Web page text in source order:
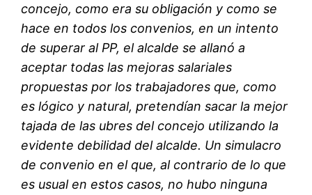
concejo, como era su obligación y como se
hace en todos los convenios, en un intento
de superar al PP, el alcalde se allanó a
aceptar todas las mejoras salariales
propuestas por los trabajadores que, como
es lógico y natural, pretendían sacar la mejor
tajada de las ubres del concejo utilizando la
evidente debilidad del alcalde. Un simulacro
de convenio en el que, al contrario de lo que
es usual en estos casos, no hubo ninguna